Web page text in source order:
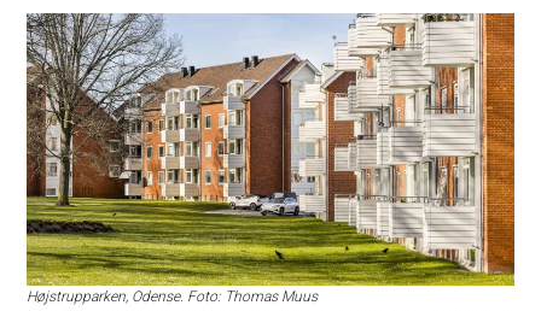
Højstrupparken, Odense. Foto: Thomas Muus